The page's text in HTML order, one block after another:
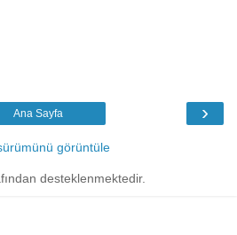
›
Ana Sayfa
görüntüle
desteklenmektedir.